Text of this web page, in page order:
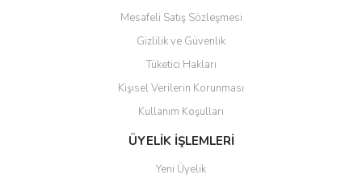
Gönder
Mesafeli Satış Sözleşmesi
Gizlilik ve Güvenlik
Tüketici Hakları
Kişisel Verilerin Korunması
Kullanım Koşulları
ÜYELİK İŞLEMLERİ
Yeni Üyelik